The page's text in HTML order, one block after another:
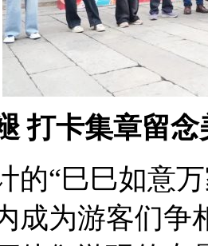
打卡集章留念
“巳巳如意
成为游客们